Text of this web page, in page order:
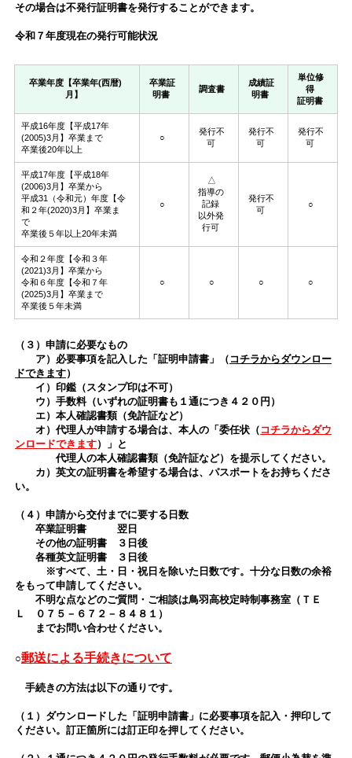
その場合は不発行証明書を発行することができます。
令和７年度現在の発行可能状況
卒業年度【卒業年(西暦)
月】
卒業証
明書
調査書
成績証
明書
単位修
得
証明書
平成16年度【平成17年
(2005)3月】卒業まで
卒業後20年以上
○
発行不
可
発行不
可
発行不
可
平成17年度【平成18年
(2006)3月】卒業から
平成31（令和元）年度【令
和２年(2020)3月】卒業ま
で
卒業後５年以上20年未満
○
△
指導の
記録
以外発
行可
発行不
可
○
令和２年度【令和３年
(2021)3月】卒業から
令和６年度【令和７年
(2025)3月】卒業まで
卒業後５年未満
○ ○ ○ ○
（３）申請に必要なもの
ア）必要事項を記入した「証明申請書」（ コチラからダウンロー
ドできます）
イ）印鑑（スタンプ印は不可）
ウ）手数料（いずれの証明書も１通につき４２０円）
エ）本人確認書類（免許証など）
オ）代理人が申請する場合は、本人の「委任状（ コチラからダウ
ンロードできます）」と
代理人の本人確認書類（免許証など）を提示してください。
カ）英文の証明書を希望する場合は、パスポートをお持ちくださ
い。
（４）申請から交付までに要する日数
卒業証明書 翌日
その他の証明書 ３日後
各種英文証明書 ３日後
※すべて、土・日・祝日を除いた日数です。十分な日数の余裕
をもって申請してください。
不明な点などのご質問・ご相談は鳥羽高校定時制事務室（ＴＥ
Ｌ ０７５－６７２－８４８１）
までお問い合わせください。
○郵送による手続きについて
手続きの方法は以下の通りです。
（１）ダウンロードした「証明申請書」に必要事項を記入・押印して
ください。訂正箇所には訂正印を押してください。